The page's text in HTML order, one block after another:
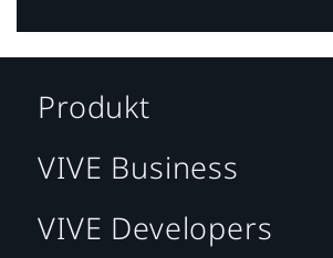
Produkt
VIVE Business
VIVE Developers